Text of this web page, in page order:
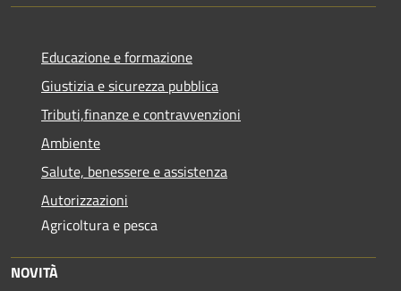
Educazione e formazione
Giustizia e sicurezza pubblica
Tributi,finanze e contravvenzioni
Ambiente
Salute, benessere e assistenza
Autorizzazioni
Agricoltura e pesca
NOVITÀ